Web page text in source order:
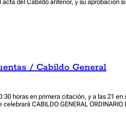
del Cabildo anterior, y su aprobación
/ Cabildo General
horas en primera citación, y a las 21 en
CABILDO GENERAL ORDINARIO